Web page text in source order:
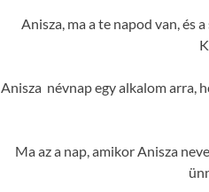
Anisza, ma a te napod van, és
Anisza névnap egy alkalom arra,
Ma az a nap, amikor Anisza